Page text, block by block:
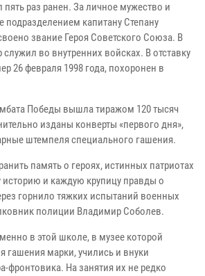
пять раз ранен. За личное мужество и
капитану Степану
звание Героя Советского Союза. В
во внутренних войсках. В отставку
26 февраля 1998 года, похоронен в
Победы вышла тиражом 120 тысяч
изданы конверты «первого дня»,
штемпеля специального гашения.
память о героях, истинных патриотах
историю и каждую крупицу правды о
горнило тяжких испытаний военных
полиции Владимир Соболев.
в этой школе, в музее которой
гашения марки, учились и внуки
фронтовика. На занятия их не редко